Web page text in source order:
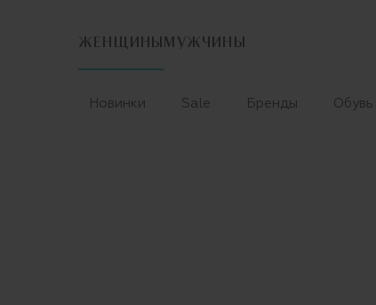
ЖЕНЩИНЫ МУЖЧИНЫ
Новинки Sale Бренды Обувь